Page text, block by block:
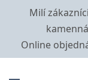
Milí
Online